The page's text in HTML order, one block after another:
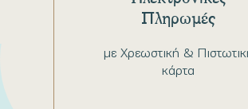
με Χρεωστική &
κάρτα
Πληρωμές